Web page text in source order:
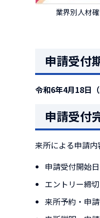
業界別人材
申請受付
令和6年4月18日
申請受付
来所による申請内
申請受付開始
エントリー締
来所予約・申